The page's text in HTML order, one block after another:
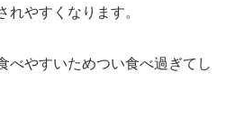
れやすくなります。
べやすいためつい食べ過ぎてし